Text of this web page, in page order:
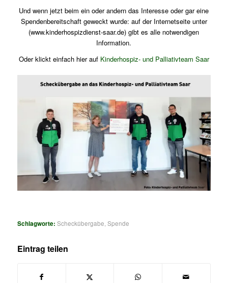
Und wenn jetzt beim ein oder andern das Interesse oder gar eine
Spendenbereitschaft geweckt wurde: auf der Internetseite unter
(www.kinderhospizdienst-saar.de) gibt es alle notwendigen
Information.
Oder klickt einfach hier auf Kinderhospiz- und Palliativteam Saar
Schlagworte: Scheckübergabe Spende
Eintrag teilen